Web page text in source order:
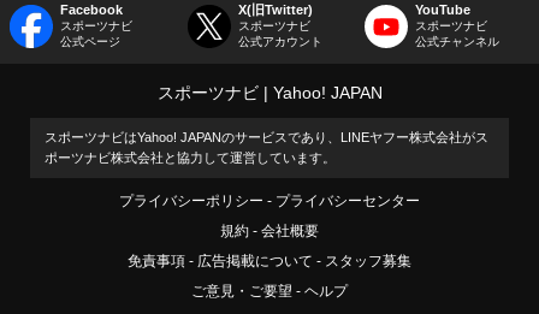
Facebook
スポーツナビ
公式ページ
X(旧Twitter)
スポーツナビ
公式アカウント
YouTube
スポーツナビ
公式チャンネル
スポーツナビ Yahoo! JAPAN
スポーツナビはYahoo! JAPANのサービスであり、LINEヤフー株式会社がス
ポーツナビ株式会社と協力して運営しています。
プライバシーポリシー
プライバシーセンター
規約
会社概要
免責事項
広告掲載について
スタッフ募集
ご意見・ご要望
ヘルプ